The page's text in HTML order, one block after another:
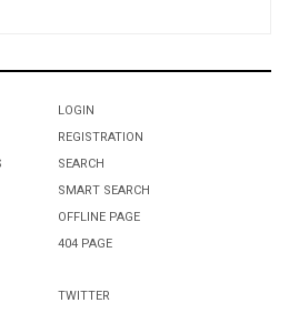
LOGIN
REGISTRATION
SEARCH
SMART SEARCH
OFFLINE PAGE
404 PAGE
TWITTER